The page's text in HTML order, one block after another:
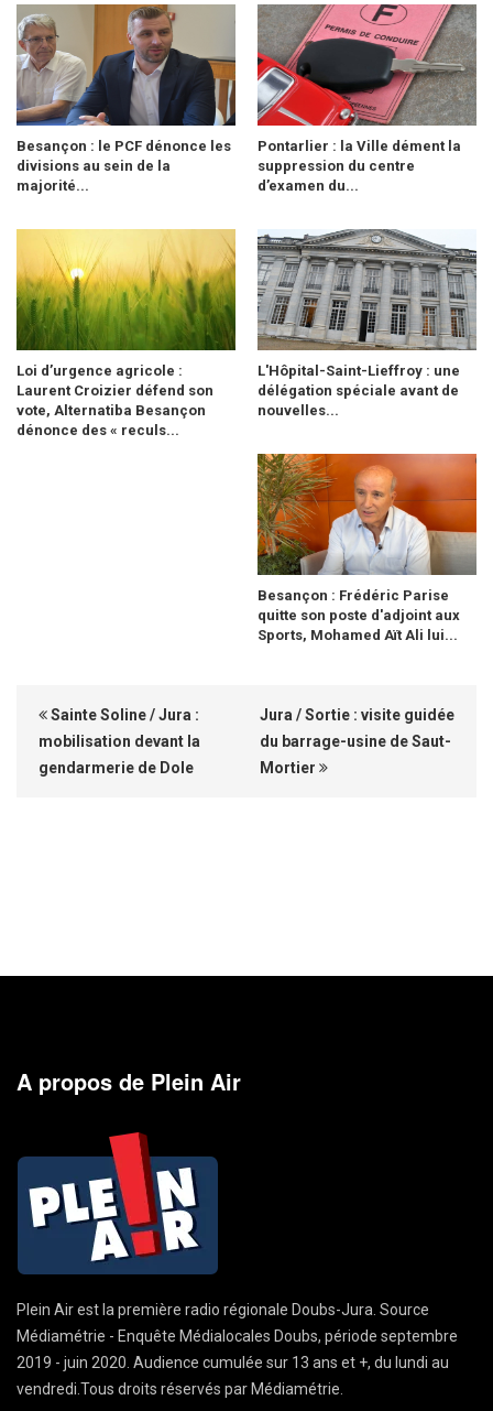
Besançon : le PCF dénonce les
divisions au sein de la
majorité...
Pontarlier : la Ville dément la
suppression du centre
d’examen du...
Loi d’urgence agricole :
Laurent Croizier défend son
vote, Alternatiba Besançon
dénonce des « reculs...
L'Hôpital-Saint-Lieffroy : une
délégation spéciale avant de
nouvelles...
Besançon : Frédéric Parise
quitte son poste d'adjoint aux
Sports, Mohamed Aït Ali lui...
Sainte Soline / Jura :
mobilisation devant la
gendarmerie de Dole
Jura / Sortie : visite guidée
du barrage-usine de Saut-
Mortier
A propos de Plein Air
Plein Air est la première radio régionale Doubs-Jura. Source
Médiamétrie - Enquête Médialocales Doubs, période septembre
2019 - juin 2020. Audience cumulée sur 13 ans et +, du lundi au
vendredi.Tous droits réservés par Médiamétrie.